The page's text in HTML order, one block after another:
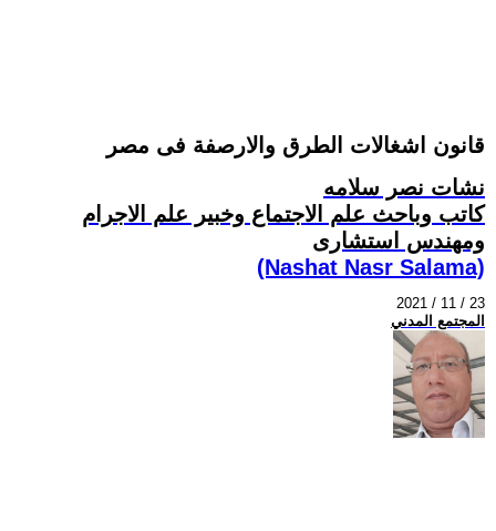
قانون اشغالات الطرق والارصفة فى مصر
نشات نصر سلامه
كاتب وباحث علم الاجتماع وخبير علم الاجرام
ومهندس استشارى
(Nashat Nasr Salama)
2021 / 11 / 23
المجتمع المدني